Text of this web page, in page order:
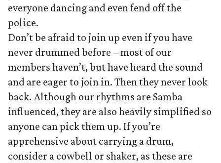
everyone dancing and even fend off the
police.
Don’t be afraid to join up even if you have
never drummed before – most of our
members haven’t, but have heard the sound
and are eager to join in. Then they never look
back. Although our rhythms are Samba
influenced, they are also heavily simplified so
anyone can pick them up. If you’re
apprehensive about carrying a drum,
consider a cowbell or shaker, as these are